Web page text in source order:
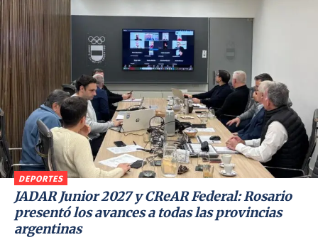
DEPORTES
JADAR Junior 2027 y CReAR Federal: Rosario
presentó los avances a todas las provincias
argentinas